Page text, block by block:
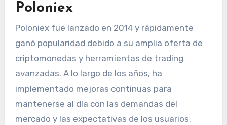
Poloniex
Poloniex fue lanzado en 2014 y rápidamente
ganó popularidad debido a su amplia oferta de
criptomonedas y herramientas de trading
avanzadas. A lo largo de los años, ha
implementado mejoras continuas para
mantenerse al día con las demandas del
mercado y las expectativas de los usuarios.